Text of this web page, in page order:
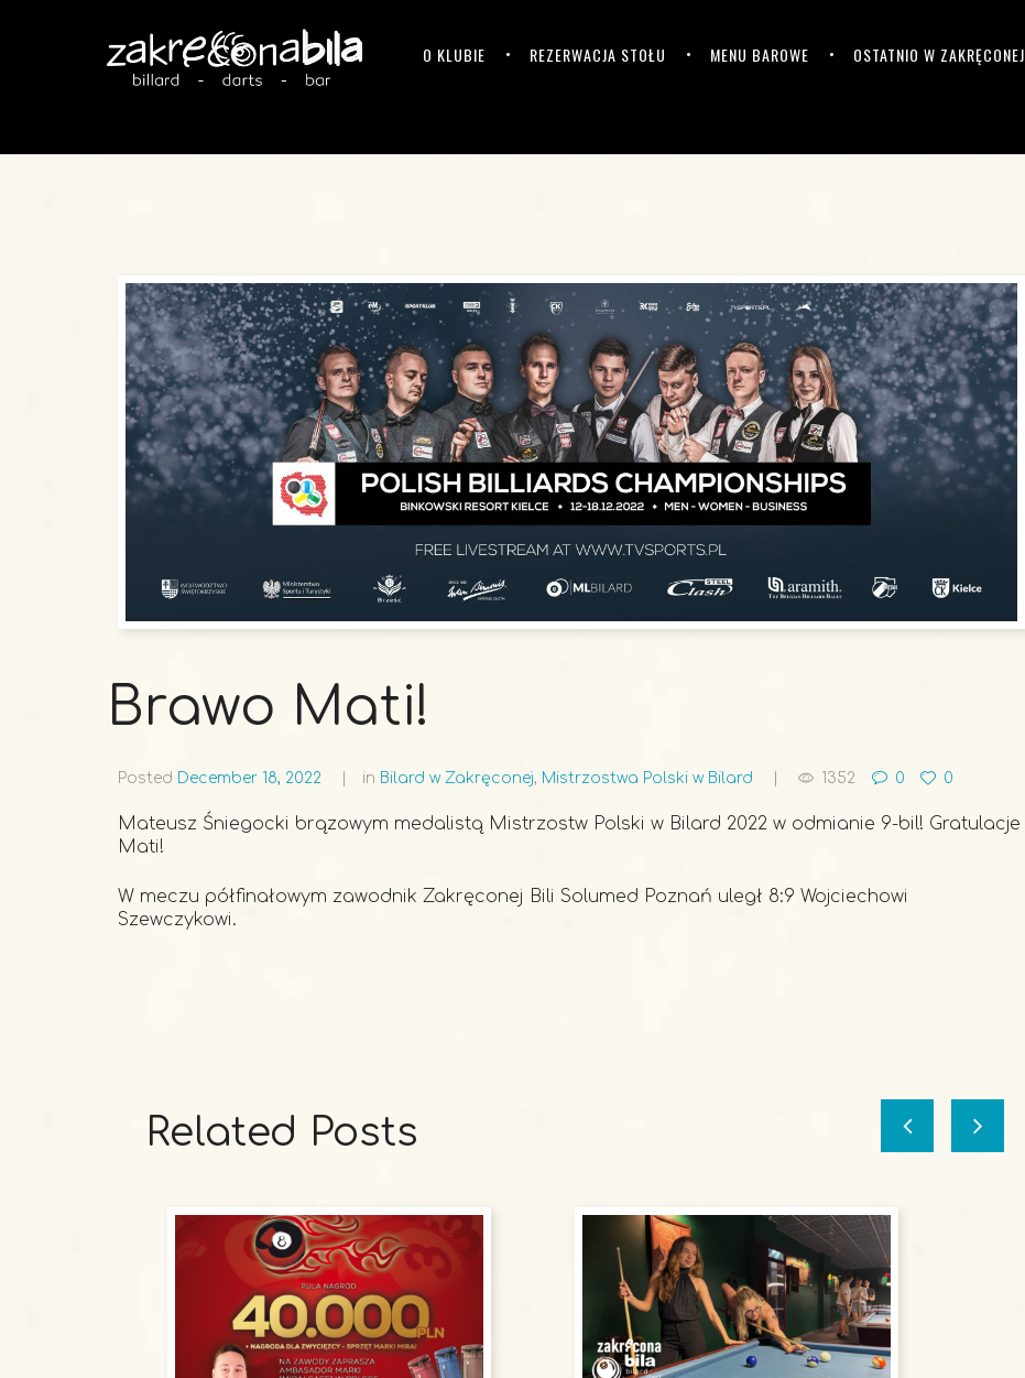
O KLUBIE REZERWACJA STOŁU MENU BAROWE OSTATNIO W ZAKRĘCONEJ
Brawo Mati!
Posted December 18, 2022 in Bilard w Zakręconej, Mistrzostwa Polski w Bilard 1352 0 0
Mateusz Śniegocki brązowym medalistą Mistrzostw Polski w Bilard 2022 w odmianie 9-bil! Gratulacje
Mati!
W meczu półfinałowym zawodnik Zakręconej Bili Solumed Poznań uległ 8:9 Wojciechowi
Szewczykowi.
Related Posts